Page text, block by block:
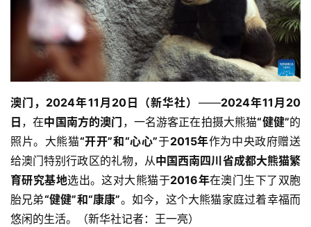
澳门，2024年11月20日（新华社） ——2024年11月20
日 ，在中国南方的澳门 ，一名游客正在拍摄大熊猫“健健”的
照片。大熊猫“开开”和“心心”于2015年作为中央政府赠送
给澳门特别行政区的礼物，从中国西南四川省成都大熊猫繁
育研究基地选出。这对大熊猫于2016年在澳门生下了双胞
胎兄弟“健健”和“康康”。如今，这个大熊猫家庭过着幸福而
悠闲的生活。（新华社记者：王一亮）